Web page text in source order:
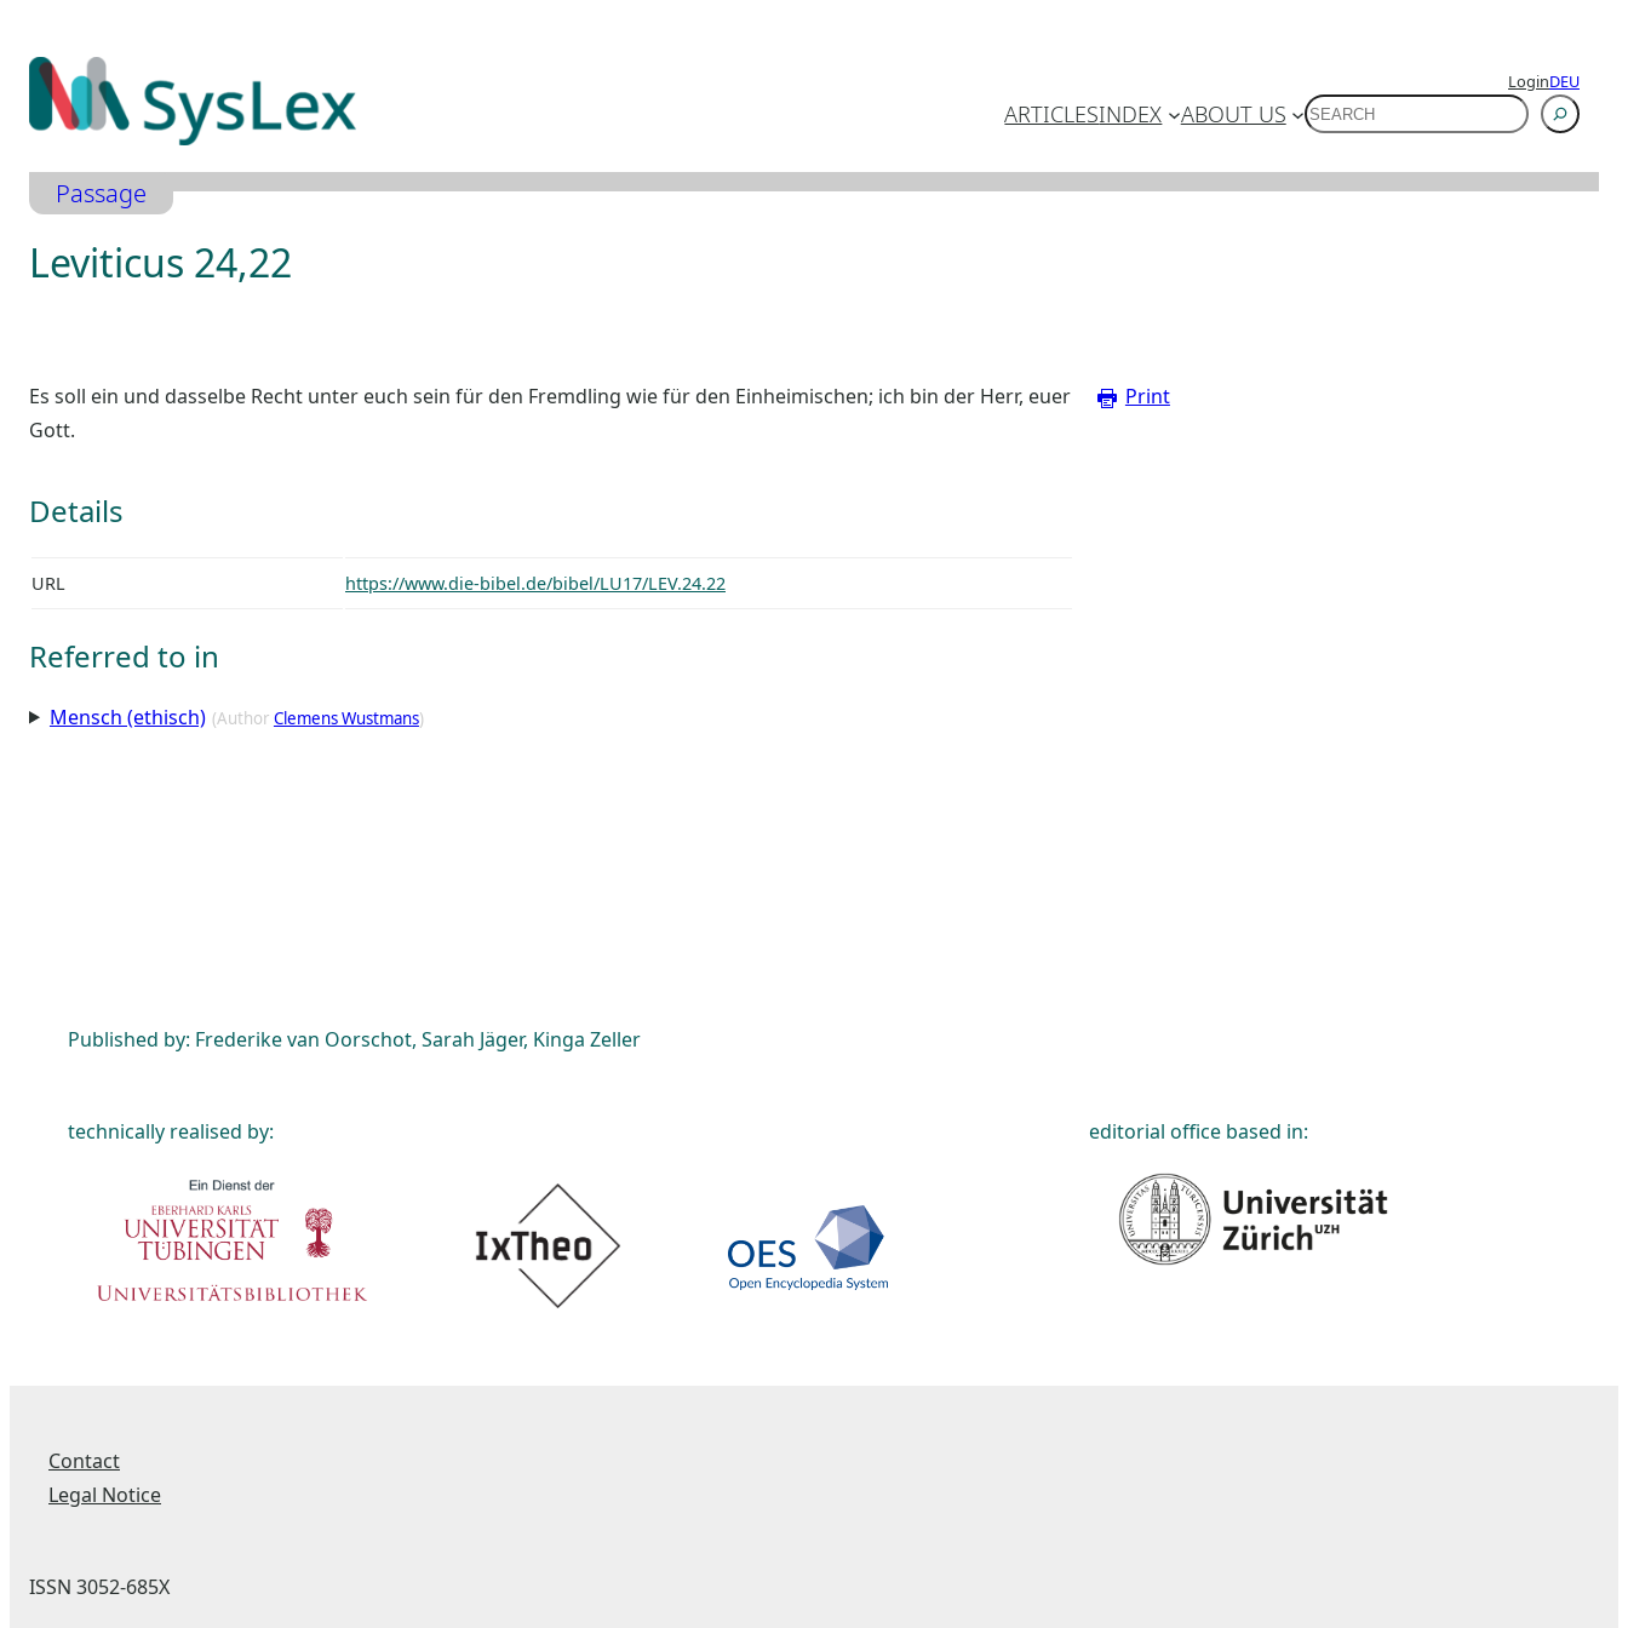
Inhalt
springen
LoginDEU
ARTICLESINDEX ABOUT US SUCHEN
Passage
Leviticus 24,22
Es soll ein und dasselbe Recht unter euch sein für den Fremdling wie für den Einheimischen; ich bin der Herr, euer
Gott.
Details
URL https://www.die-bibel.de/bibel/LU17/LEV.24.22
Referred to in
Mensch (ethisch) (Author Clemens Wustmans)
Print
Published by: Frederike van Oorschot, Sarah Jäger, Kinga Zeller
technically realised by: editorial office based in:
Contact
Legal Notice
ISSN 3052-685X